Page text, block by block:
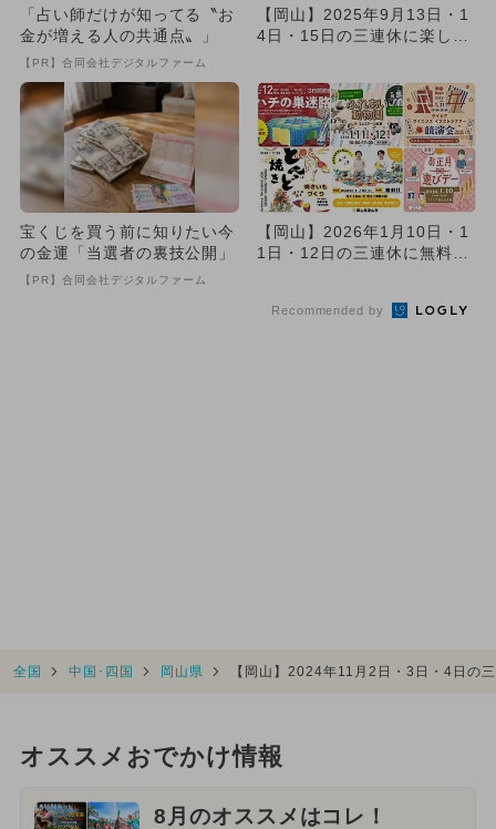
「占い師だけが知ってる〝お
金が増える人の共通点〟」
【PR】合同会社デジタルファーム
【岡山】2025年9月13日・1
4日・15日の三連休に楽しめ
宝くじを買う前に知りたい今
の金運「当選者の裏技公開」
【PR】合同会社デジタルファーム
【岡山】2026年1月10日・1
1日・12日の三連休に無料で
Recommended by
全国 中国･四国 岡山県 【岡山】2024年11月2日・3日・4日の
オススメおでかけ情報
8月のオススメはコレ！